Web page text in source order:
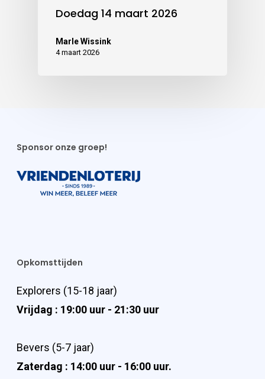
Doedag 14 maart 2026
Marle Wissink
4 maart 2026
Sponsor onze groep!
Opkomsttijden
Explorers (15-18 jaar)
Vrijdag : 19:00 uur - 21:30 uur
Bevers (5-7 jaar)
Zaterdag : 14:00 uur - 16:00 uur.